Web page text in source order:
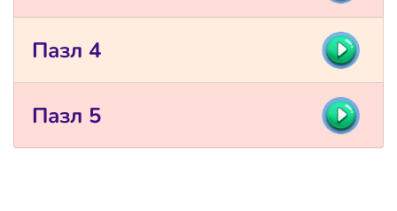
Пазл 4
Пазл 5